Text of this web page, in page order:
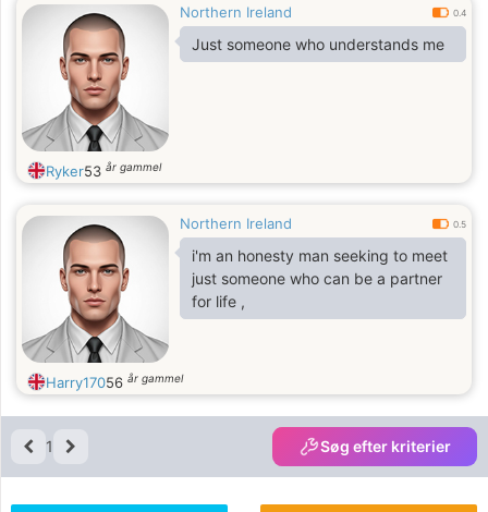
Northern Ireland 0.4
Just someone who understands me
Ryker53 år gammel
Northern Ireland 0.5
i'm an honesty man seeking to meet
just someone who can be a partner
for life ,
Harry17056 år gammel
1 Søg efter kriterier